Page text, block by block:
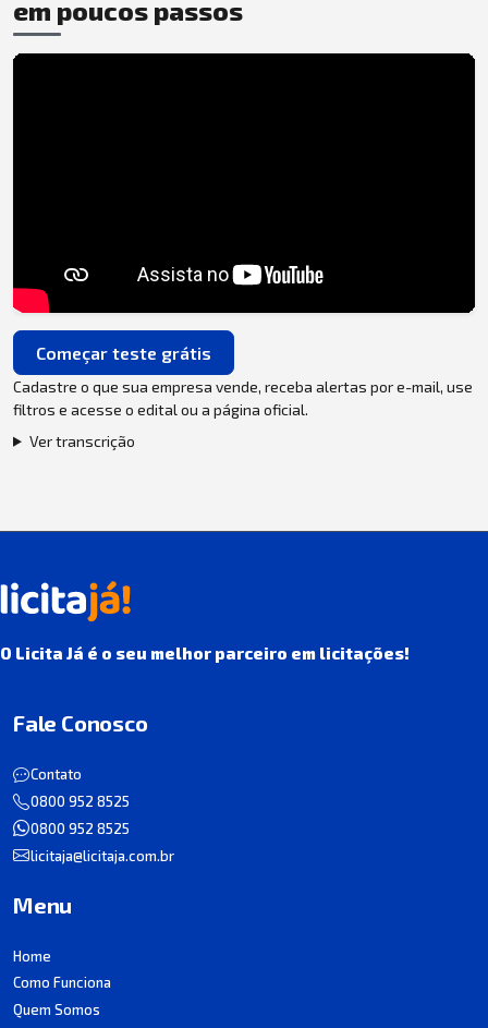
em poucos passos
Começar teste grátis
Cadastre o que sua empresa vende, receba alertas por e-mail, use
filtros e acesse o edital ou a página oficial.
Ver transcrição
O Licita Já é o seu melhor parceiro em licitações!
Fale Conosco
Contato
0800 952 8525
0800 952 8525
licitaja@licitaja.com.br
Menu
Home
Como Funciona
Quem Somos